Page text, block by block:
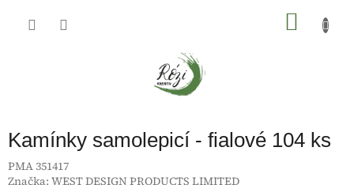
Kamínky samolepicí - fialové 104 ks
PMA 351417
Značka: WEST DESIGN PRODUCTS LIMITED